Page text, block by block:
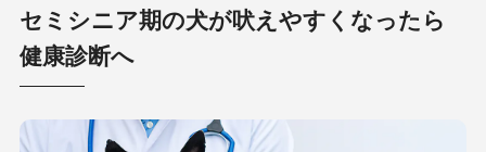
セミシニア期の犬が吠えやすくなったら
健康診断へ